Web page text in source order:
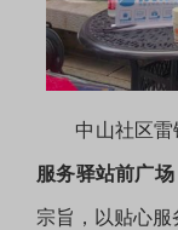
中山社区雷
服务驿站前广场
宗旨，以贴心服